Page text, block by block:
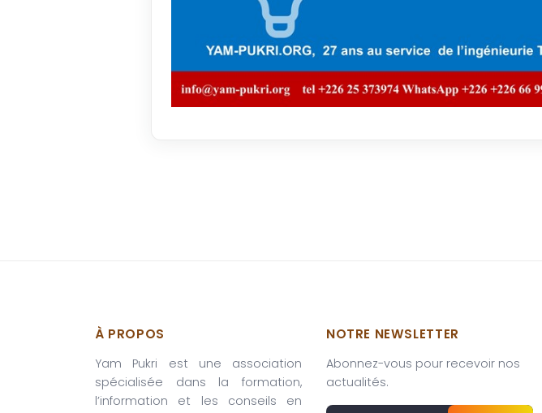
À PROPOS
Yam Pukri est une association
spécialisée dans la formation,
l’information et les conseils en
NOTRE NEWSLETTER
Abonnez-vous pour recevoir nos
actualités.